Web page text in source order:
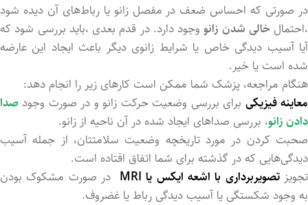
در صورتی که احساس ضعف در مفصل زانو یا رباط‌های آن دید‌ه شود
،احتمالخالی شد‌ن زانووجود دارد. در قدم بعدی ،باید بررسی شود که
آیا آسیب دیدگی خاص یا شرایط زانوی دیگر باعث ایجاد این عارضه
شد‌ه است یا خیر.
هنگام مراجعه، پزشک شما ممکن است کارهای زیر را انجام دهد:
معاینه فیزیکی برای بررسی وضعیت حرکت زانو و در صورت وجود صدا
دادن زانو، بررسی صداهای ایجاد شد‌ه در آن ناحیه از زانو.
صحبت کرد‌ن در مورد تاریخچه وضعیت سلامتتان، از جمله آسیب
دیدگی‌هایی که در گذشته برای شما اتفاق افتاد‌ه است.
تجویز تصویربرداری با اشعه ایکس یا MRI
در صورت مشکوک بودن
به وجود شکستگی یا آسیب دیدگی رباط یا غضروف.